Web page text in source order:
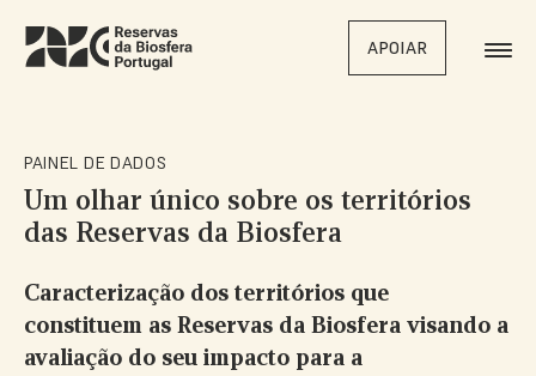
main
APOIAR
PAINEL DE DADOS
Um olhar único sobre os territórios
das Reservas da Biosfera
Caracterização dos territórios que
constituem as Reservas da Biosfera visando a
avaliação do seu impacto para a